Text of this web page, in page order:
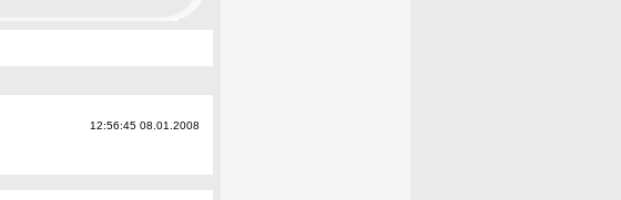
12:56:45 08.01.2008